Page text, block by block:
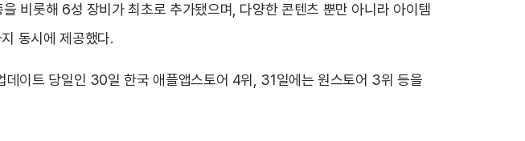
비롯해 6성 장비가 최초로 추가됐으며, 다양한 콘텐츠 뿐만 아니라 아이템
동시에 제공했다.
데이트 당일인 30일 한국 애플앱스토어 4위, 31일에는 원스토어 3위 등을